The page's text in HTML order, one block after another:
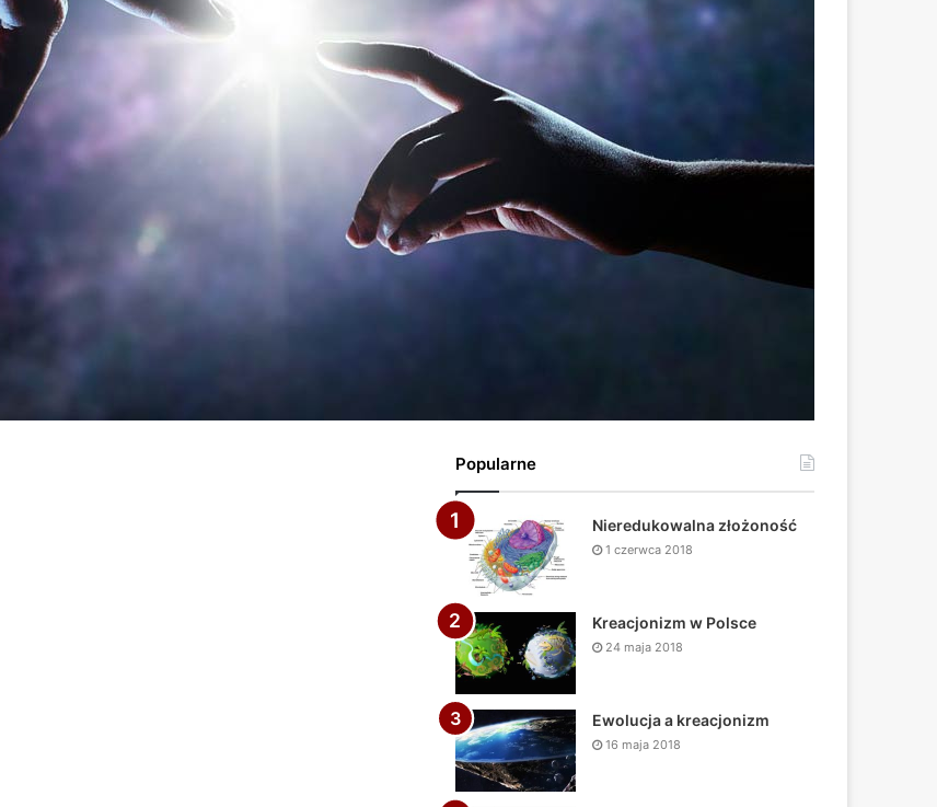
Popularne
Nieredukowalna złożoność
1 czerwca 2018
Kreacjonizm w Polsce
24 maja 2018
Ewolucja a kreacjonizm
16 maja 2018